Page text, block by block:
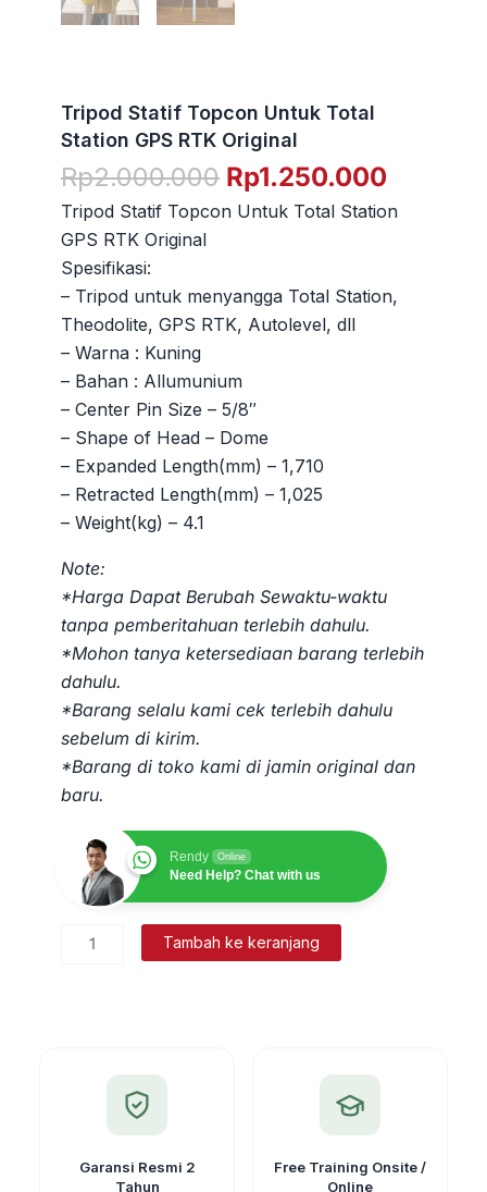
Tripod Statif Topcon Untuk Total
Station GPS RTK Original
Rp2.000.000 Harga
aslinya
Rp1.250.000
saat
Tripod Statif Topcon Untuk Total Station
GPS RTK Original
Spesifikasi:
– Tripod untuk menyangga Total Station,
Theodolite, GPS RTK, Autolevel, dll
– Warna : Kuning
– Bahan : Allumunium
– Center Pin Size – 5/8″
– Shape of Head – Dome
– Expanded Length(mm) – 1,710
– Retracted Length(mm) – 1,025
– Weight(kg) – 4.1
Note:
*Harga Dapat Berubah Sewaktu-waktu
tanpa pemberitahuan terlebih dahulu.
*Mohon tanya ketersediaan barang terlebih
dahulu.
*Barang selalu kami cek terlebih dahulu
sebelum di kirim.
*Barang di toko kami di jamin original dan
baru.
Rendy Online
Need Help? Chat with us
Kuantitas
RTK
Tambah ke keranjang
Garansi Resmi 2
Tahun
Free Training Onsite /
Online